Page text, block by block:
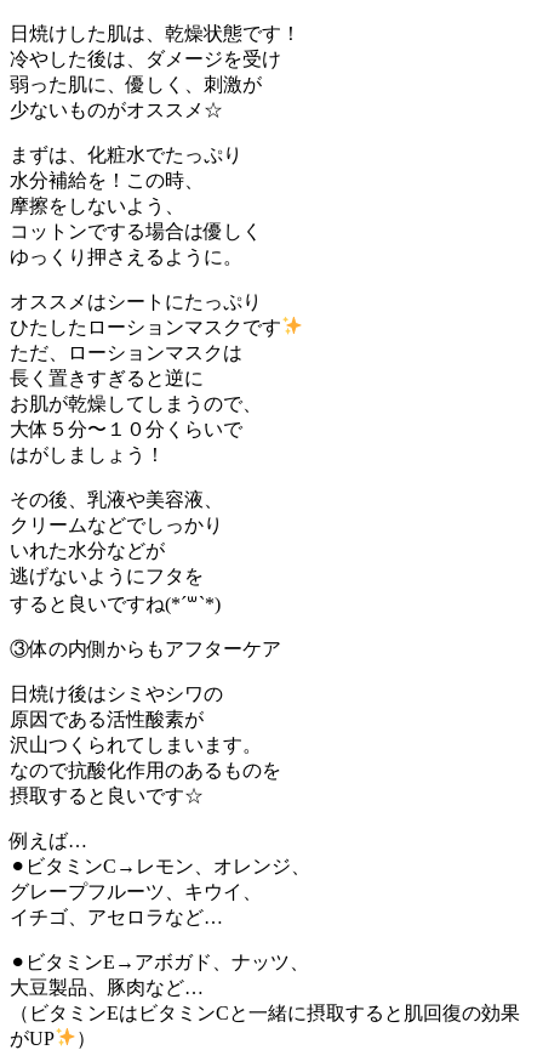
日焼けした肌は、乾燥状態です！
冷やした後は、ダメージを受け
弱った肌に、優しく、刺激が
少ないものがオススメ☆
まずは、化粧水でたっぷり
水分補給を！この時、
摩擦をしないよう、
コットンでする場合は優しく
ゆっくり押さえるように。
オススメはシートにたっぷり
ひたしたローションマスクです
ただ、ローションマスクは
長く置きすぎると逆に
お肌が乾燥してしまうので、
大体５分〜１０分くらいで
はがしましょう！
その後、乳液や美容液、
クリームなどでしっかり
いれた水分などが
逃げないようにフタを
すると良いですね(*´꒳`*)
③体の内側からもアフターケア
日焼け後はシミやシワの
原因である活性酸素が
沢山つくられてしまいます。
なので抗酸化作用のあるものを
摂取すると良いです☆
例えば…
⚫︎ビタミンC→レモン、オレンジ、
グレープフルーツ、キウイ、
イチゴ、アセロラなど…
⚫︎ビタミンE→アボガド、ナッツ、
大豆製品、豚肉など…
（ビタミンEはビタミンCと一緒に摂取すると肌回復の効果
がUP
）